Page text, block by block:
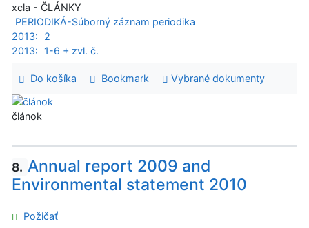
xcla - ČLÁNKY
PERIODIKÁ-Súborný záznam periodika
2013:
2
2013:
1-6 + zvl. č.
Do košíka Bookmark Vybrané dokumenty
článok
8. Annual report 2009 and
Environmental statement 2010
Požičať